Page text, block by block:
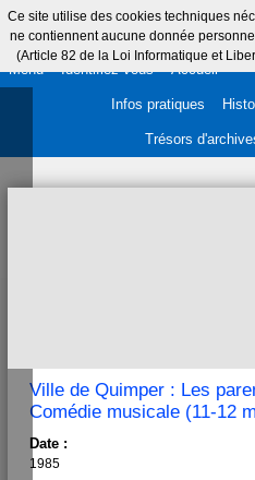
Ce site utilise des cookies techniques
ne contiennent aucune donnée
(Article 82 de la Loi Informatique et
Menu Identifiez-vous Accueil
Infos pratiques
Trésors
Ville de Quimper : Les
Comédie musicale (11-12
Date :
1985